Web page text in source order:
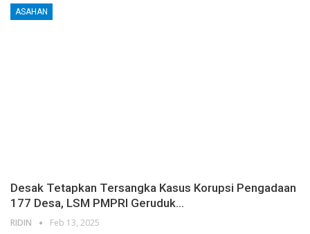
ASAHAN
Desak Tetapkan Tersangka Kasus Korupsi Pengadaan
177 Desa, LSM PMPRI Geruduk…
RIDIN Feb 13, 2025